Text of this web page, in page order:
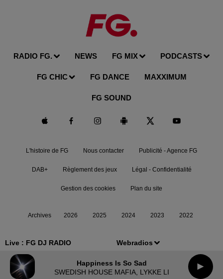
Live : FG DJ RADIO Webradios
Happiness Is So Sad
SWEDISH HOUSE MAFIA, LYKKE LI
RADIO FG. NEWS FG MIX PODCASTS
FG CHIC FG DANCE MAXXIMUM
FG SOUND
L'histoire de FG Nous contacter Publicité - Agence FG
DAB+ Règlement des jeux Légal - Confidentialité
Gestion des cookies Plan du site
Archives 2026 2025 2024 2023 2022